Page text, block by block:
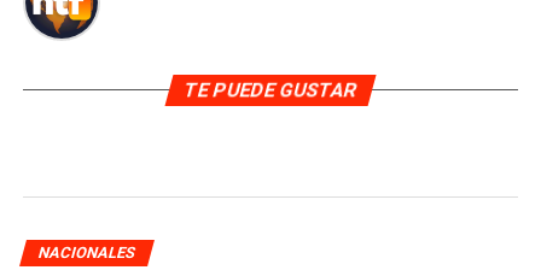
TE PUEDE GUSTAR
NACIONALES